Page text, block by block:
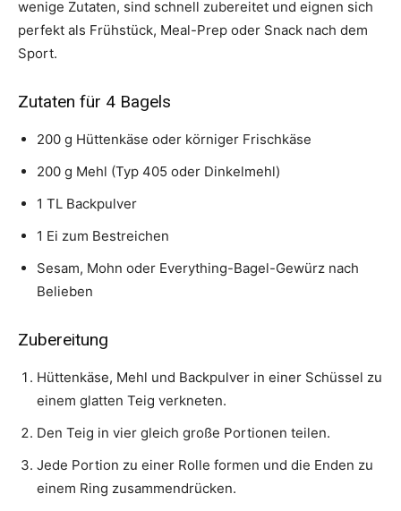
wenige Zutaten, sind schnell zubereitet und eignen sich
perfekt als Frühstück, Meal-Prep oder Snack nach dem
Sport.
Zutaten für 4 Bagels
200 g Hüttenkäse oder körniger Frischkäse
200 g Mehl (Typ 405 oder Dinkelmehl)
1 TL Backpulver
1 Ei zum Bestreichen
Sesam, Mohn oder Everything-Bagel-Gewürz nach
Belieben
Zubereitung
Hüttenkäse, Mehl und Backpulver in einer Schüssel zu
einem glatten Teig verkneten.
Den Teig in vier gleich große Portionen teilen.
Jede Portion zu einer Rolle formen und die Enden zu
einem Ring zusammendrücken.